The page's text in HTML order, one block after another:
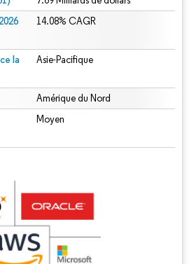
14.08% CAGR
la
Asie-Pacifique
Amérique du Nord
Moyen
La réutilisation nécessite une attribution sous CC